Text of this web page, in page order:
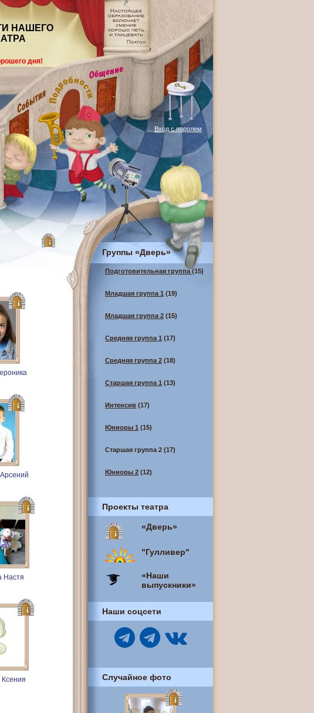
НАШЕГО
дня!
Вход с паролем
Настя
Группы «Дверь»
Подготовительная группа(15)
Младшая группа 1 (19)
Младшая группа 2 (15)
Средняя группа 1 (17)
Средняя группа 2 (18)
Старшая группа 1 (13)
Интенсив (17)
Юниоры 1 (15)
Старшая группа 2 (17)
Юниоры 2 (12)
Проекты театра
«Дверь»
"Гулливер"
«Наши
выпускники»
Наши соцсети
Случайное фото